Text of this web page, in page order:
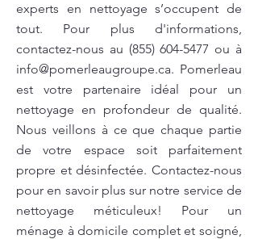
experts en nettoyage s’occupent de
tout. Pour plus d'informations,
contactez-nous au (855) 604-5477 ou à
info@pomerleaugroupe.ca. Pomerleau
est votre partenaire idéal pour un
nettoyage en profondeur de qualité.
Nous veillons à ce que chaque partie
de votre espace soit parfaitement
propre et désinfectée. Contactez-nous
pour en savoir plus sur notre service de
nettoyage méticuleux! Pour un
ménage à domicile complet et soigné,